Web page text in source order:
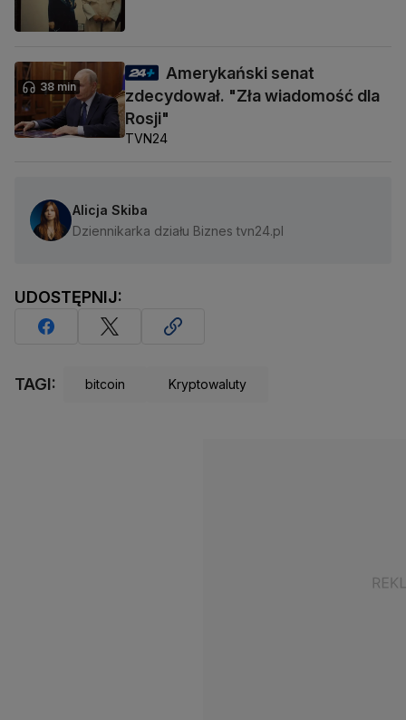
38 min
Amerykański senat
zdecydował. "Zła wiadomość dla
Rosji"
TVN24
Alicja Skiba
Dziennikarka działu Biznes tvn24.pl
UDOSTĘPNIJ:
TAGI: bitcoin Kryptowaluty